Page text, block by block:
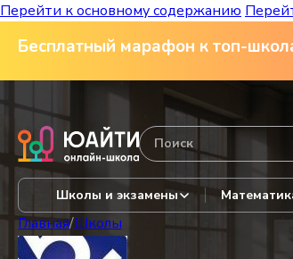
Перейти к основному содержанию
Бесплатный марафон к топ-
Школы и экзамены
Главная/Школы